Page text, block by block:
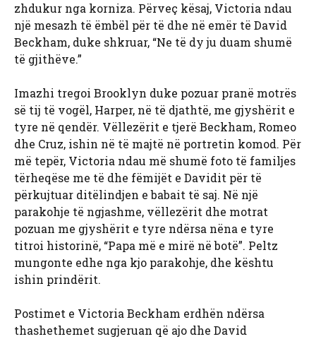
zhdukur nga korniza. Përveç kësaj, Victoria ndau
një mesazh të ëmbël për të dhe në emër të David
Beckham, duke shkruar, “Ne të dy ju duam shumë
të gjithëve.”
Imazhi tregoi Brooklyn duke pozuar pranë motrës
së tij të vogël, Harper, në të djathtë, me gjyshërit e
tyre në qendër. Vëllezërit e tjerë Beckham, Romeo
dhe Cruz, ishin në të majtë në portretin komod. Për
më tepër, Victoria ndau më shumë foto të familjes
tërheqëse me të dhe fëmijët e Davidit për të
përkujtuar ditëlindjen e babait të saj. Në një
parakohje të ngjashme, vëllezërit dhe motrat
pozuan me gjyshërit e tyre ndërsa nëna e tyre
titroi historinë, “Papa më e mirë në botë”. Peltz
mungonte edhe nga kjo parakohje, dhe kështu
ishin prindërit.
Postimet e Victoria Beckham erdhën ndërsa
thashethemet sugjeruan që ajo dhe David